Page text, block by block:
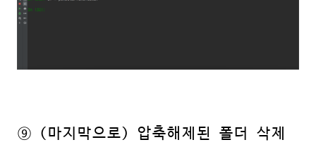
⑨ (마지막으로) 압축해제된 폴더 삭제